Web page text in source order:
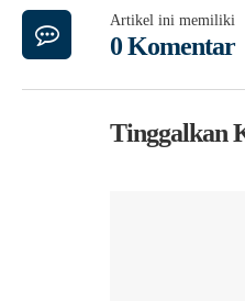
Artikel ini memiliki
0 Komentar
Tinggalkan